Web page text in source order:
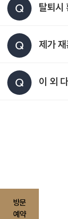
Q 탈퇴시
Q 제가
Q 이 외
방문
예약